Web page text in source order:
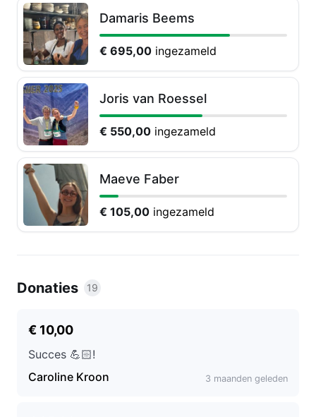
Damaris Beems
€ 695,00ingezameld
Joris van Roessel
€ 550,00ingezameld
Maeve Faber
€ 105,00ingezameld
Donaties 19
€ 10,00
Succes 💪🏻!
Caroline Kroon
3 maanden geleden